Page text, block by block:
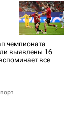
чемпионата
выявлены 16
все